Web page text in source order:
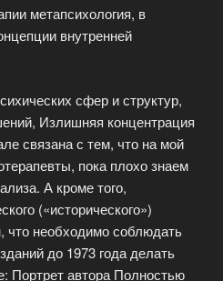
метапсихология, в
внутренней
сфер и структур,
Излишняя концентрация
связана с тем, что на мой
пока плохо знаем
А кроме того,
(«исторического»)
что необходимо соблюдать
до 1973 года делать
Портрет автора Полностью